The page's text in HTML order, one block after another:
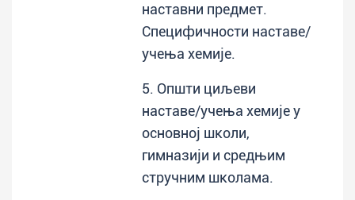
наставни предмет.
Специфичности наставе/
учења хемије.
5. Општи циљеви
наставе/учења хемије у
основној школи,
гимназији и средњим
стручним школама.